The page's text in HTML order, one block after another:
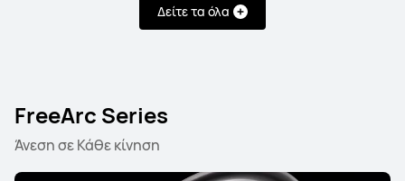
Δείτε τα όλα
FreeArc Series
Άνεση σε Κάθε κίνηση